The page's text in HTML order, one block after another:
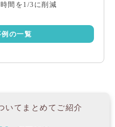
間を1/3に削減
の一覧
いて まとめてご紹介